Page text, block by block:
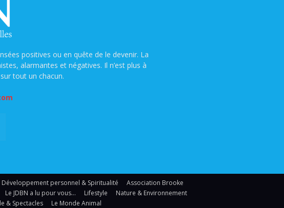
positives ou en quête de le devenir. La
alarmantes et négatives. Il n’est plus à
tout un chacun.
Développement personnel & Spiritualité
Association Brooke
Le JDBN a lu pour vous… Lifestyle
Nature & Environnement
& Spectacles Le Monde Animal